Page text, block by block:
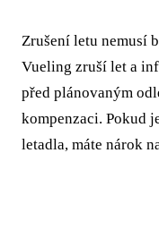
Zrušení letu nemusí
Vueling zruší let a
před plánovaným
kompenzaci. Pokud
letadla, máte nárok